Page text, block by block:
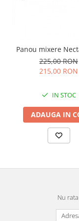
Panou mixere
225,00 RON
215,00 RON
IN STOC
ADAUGA IN
Nu